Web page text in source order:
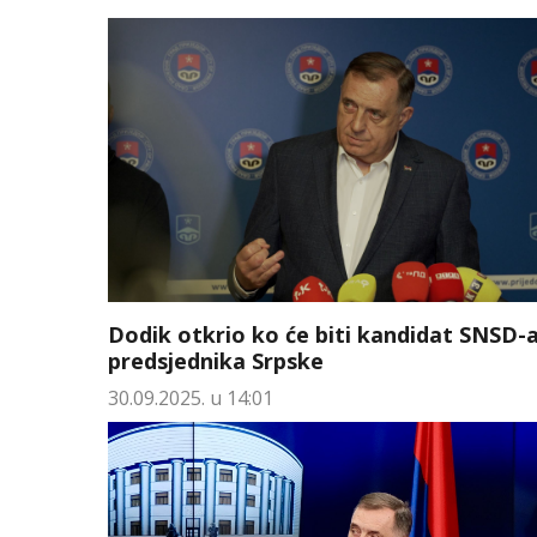
Dodik otkrio ko će biti kandidat SNSD-
predsjednika Srpske
30.09.2025. u 14:01